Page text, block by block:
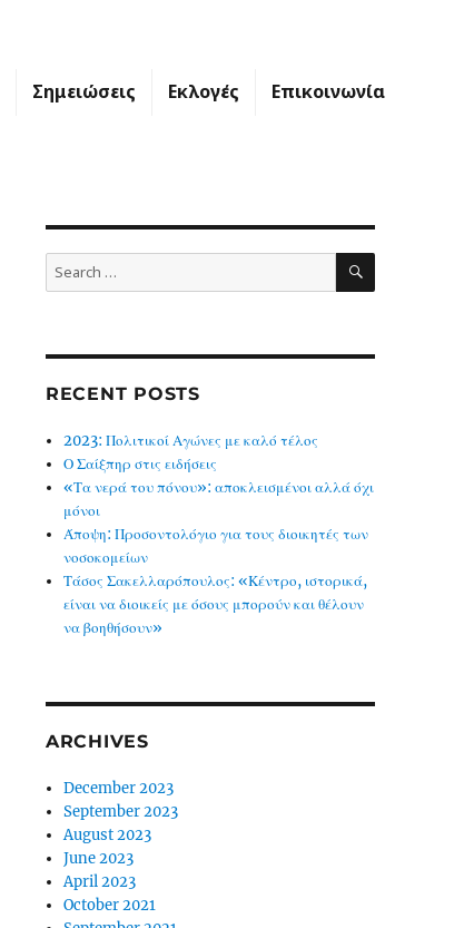
Σημειώσεις Εκλογές Επικοινωνία
Search
for:
SEARCH
RECENT POSTS
2023: Πολιτικοί Αγώνες με καλό τέλος
Ο Σαίξπηρ στις ειδήσεις
«Τα νερά του πόνου»: αποκλεισμένοι αλλά όχι
μόνοι
Άποψη: Προσοντολόγιο για τους διοικητές των
νοσοκομείων
Τάσος Σακελλαρόπουλος: «Κέντρο, ιστορικά,
είναι να διοικείς με όσους μπορούν και θέλουν
να βοηθήσουν»
ARCHIVES
December 2023
September 2023
August 2023
June 2023
April 2023
October 2021